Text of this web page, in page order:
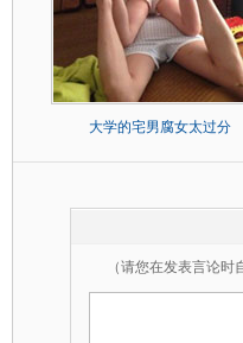
大学的宅男腐女太过分
（请您在发表言论